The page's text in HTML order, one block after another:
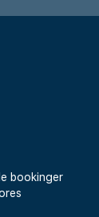
bookinger